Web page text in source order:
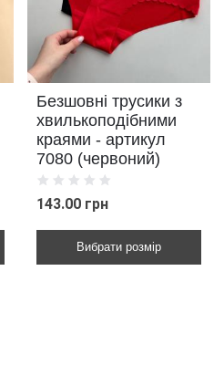
Безшовні трусики з
хвилькоподібними
краями - артикул
7080 (червоний)
143.00 грн
Вибрати розмір